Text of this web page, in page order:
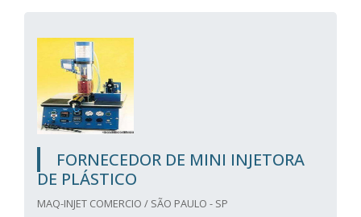
FORNECEDOR DE MINI INJETORA
DE PLÁSTICO
MAQ-INJET COMERCIO / SÃO PAULO - SP